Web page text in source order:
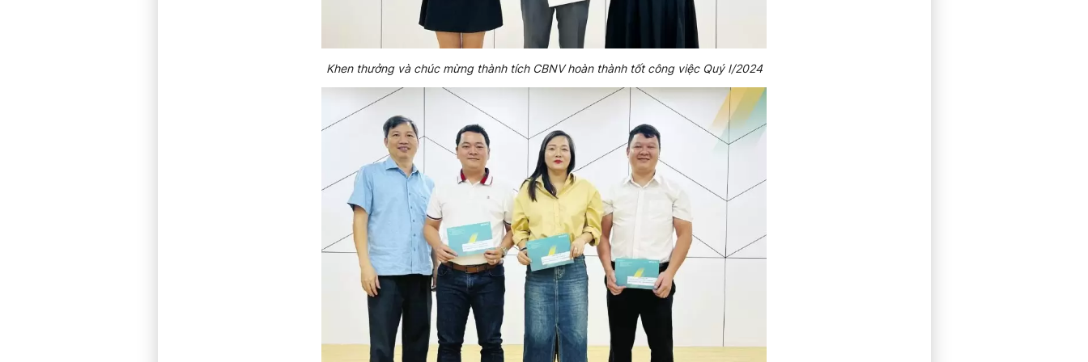
Khen thưởng và chúc mừng thành tích CBNV hoàn thành tốt công việc Quý I/2024